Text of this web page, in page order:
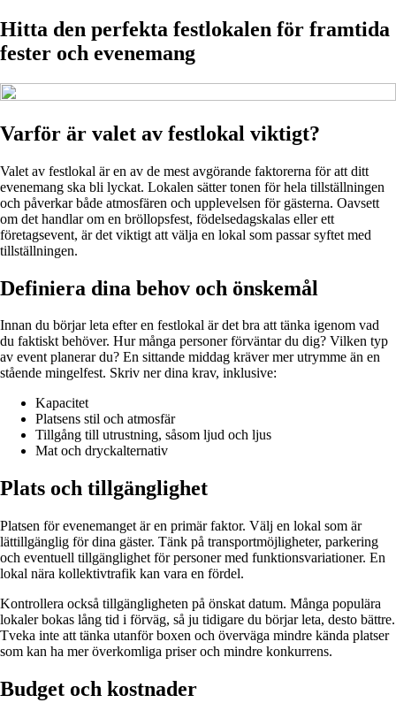
Hitta den perfekta festlokalen för framtida
fester och evenemang
Varför är valet av festlokal viktigt?
Valet av festlokal är en av de mest avgörande faktorerna för att ditt
evenemang ska bli lyckat. Lokalen sätter tonen för hela tillställningen
och påverkar både atmosfären och upplevelsen för gästerna. Oavsett
om det handlar om en bröllopsfest, födelsedagskalas eller ett
företagsevent, är det viktigt att välja en lokal som passar syftet med
tillställningen.
Definiera dina behov och önskemål
Innan du börjar leta efter en festlokal är det bra att tänka igenom vad
du faktiskt behöver. Hur många personer förväntar du dig? Vilken typ
av event planerar du? En sittande middag kräver mer utrymme än en
stående mingelfest. Skriv ner dina krav, inklusive:
Kapacitet
Platsens stil och atmosfär
Tillgång till utrustning, såsom ljud och ljus
Mat och dryckalternativ
Plats och tillgänglighet
Platsen för evenemanget är en primär faktor. Välj en lokal som är
lättillgänglig för dina gäster. Tänk på transportmöjligheter, parkering
och eventuell tillgänglighet för personer med funktionsvariationer. En
lokal nära kollektivtrafik kan vara en fördel.
Kontrollera också tillgängligheten på önskat datum. Många populära
lokaler bokas lång tid i förväg, så ju tidigare du börjar leta, desto bättre.
Tveka inte att tänka utanför boxen och överväga mindre kända platser
som kan ha mer överkomliga priser och mindre konkurrens.
Budget och kostnader